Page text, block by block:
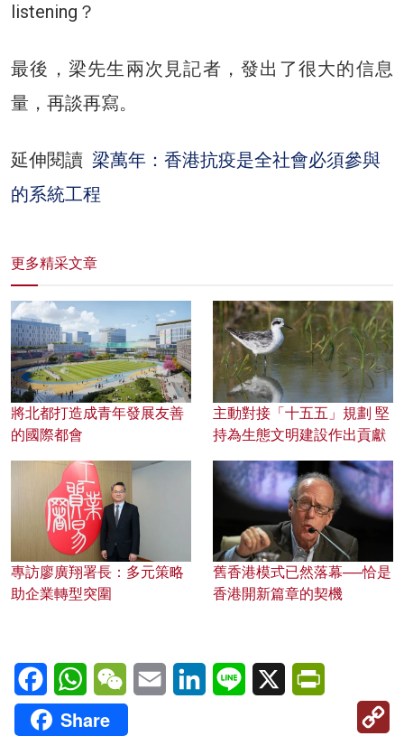
listening？
最後，梁先生兩次見記者，發出了很大的信息
量，再談再寫。
延伸閱讀 梁萬年：香港抗疫是全社會必須參與
的系統工程
更多精采文章
將北都打造成青年發展友善
的國際都會
主動對接「十五五」規劃 堅
持為生態文明建設作出貢獻
專訪廖廣翔署長：多元策略
助企業轉型突圍
舊香港模式已然落幕──恰是
香港開新篇章的契機
FacebookWhatsAppWeChatEmail LinkedInLine X
Share